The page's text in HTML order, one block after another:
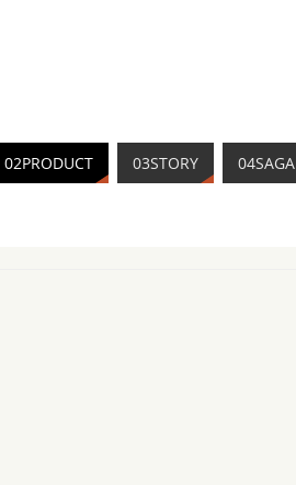
02PRODUCT 03STORY 04SAGA